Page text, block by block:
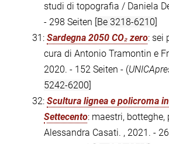
studi di topografia / Daniela
- 298 Seiten [Be 3218-6210]
31: Sardegna 2050 CO₂ zero: sei
cura di Antonio Tramontin e
2020. - 152 Seiten - (
5242-6200]
32: Scultura lignea e policroma
Settecento: maestri,
Alessandra Casati. , 2021. -